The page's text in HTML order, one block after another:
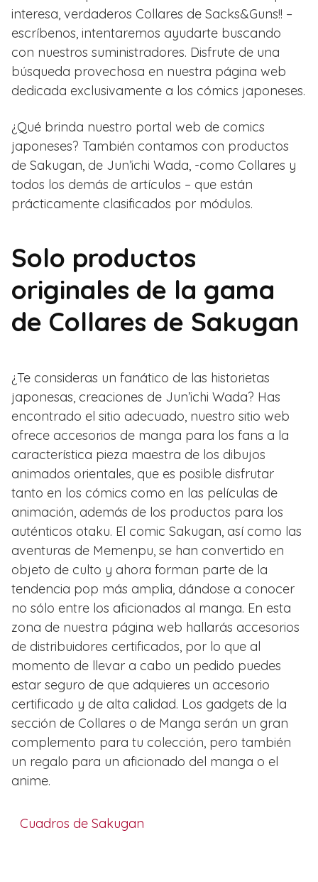
interesa, verdaderos Collares de Sacks&Guns!! –
escríbenos, intentaremos ayudarte buscando
con nuestros suministradores. Disfrute de una
búsqueda provechosa en nuestra página web
dedicada exclusivamente a los cómics japoneses.
¿Qué brinda nuestro portal web de comics
japoneses? También contamos con productos
de Sakugan, de Jun’ichi Wada, -como Collares y
todos los demás de artículos – que están
prácticamente clasificados por módulos.
Solo productos
originales de la gama
de Collares de Sakugan
¿Te consideras un fanático de las historietas
japonesas, creaciones de Jun’ichi Wada? Has
encontrado el sitio adecuado, nuestro sitio web
ofrece accesorios de manga para los fans a la
característica pieza maestra de los dibujos
animados orientales, que es posible disfrutar
tanto en los cómics como en las películas de
animación, además de los productos para los
auténticos otaku. El comic Sakugan, así como las
aventuras de Memenpu, se han convertido en
objeto de culto y ahora forman parte de la
tendencia pop más amplia, dándose a conocer
no sólo entre los aficionados al manga. En esta
zona de nuestra página web hallarás accesorios
de distribuidores certificados, por lo que al
momento de llevar a cabo un pedido puedes
estar seguro de que adquieres un accesorio
certificado y de alta calidad. Los gadgets de la
sección de Collares o de Manga serán un gran
complemento para tu colección, pero también
un regalo para un aficionado del manga o el
anime.
Cuadros de Sakugan